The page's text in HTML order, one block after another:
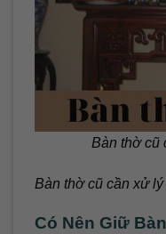
Bàn thờ cũ
Bàn thờ cũ cần xử
Có Nên Giữ